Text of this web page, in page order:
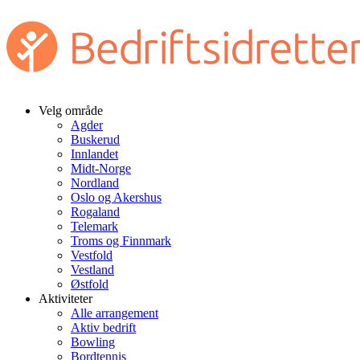
Velg område
Agder
Buskerud
Innlandet
Midt-Norge
Nordland
Oslo og Akershus
Rogaland
Telemark
Troms og Finnmark
Vestfold
Vestland
Østfold
Aktiviteter
Alle arrangement
Aktiv bedrift
Bowling
Bordtennis